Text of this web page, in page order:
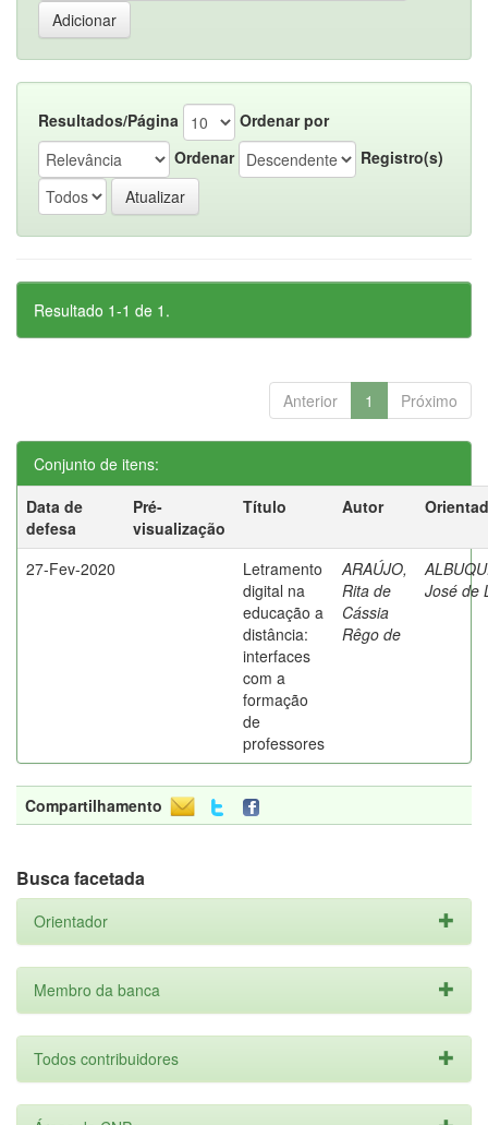
Resultados/Página
Ordenar por
Ordenar
Registro(s)
Resultado 1-1 de 1.
Anterior 1 Próximo
Conjunto de itens:
Data de
defesa
Pré-
visualização
Título Autor
27-Fev-2020
Letramento
digital na
educação a
distância:
interfaces
com a
formação
de
professores
ARAÚJO,
Rita de
Cássia
Rêgo de
José de
Compartilhamento
Busca facetada
Orientador
Membro da banca
Todos contribuidores